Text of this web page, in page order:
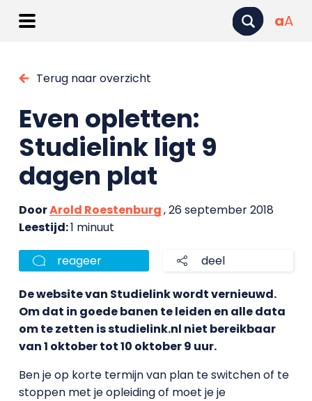
aA
Terug naar overzicht
Even opletten:
Studielink ligt 9
dagen plat
DoorArold Roestenburg, 26 september 2018
Leestijd:1 minuut
reageer deel
De website van Studielink wordt vernieuwd.
Om dat in goede banen te leiden en alle data
om te zetten is studielink.nl niet bereikbaar
van 1 oktober tot 10 oktober 9 uur.
Ben je op korte termijn van plan te switchen of te
stoppen met je opleiding of moet je je